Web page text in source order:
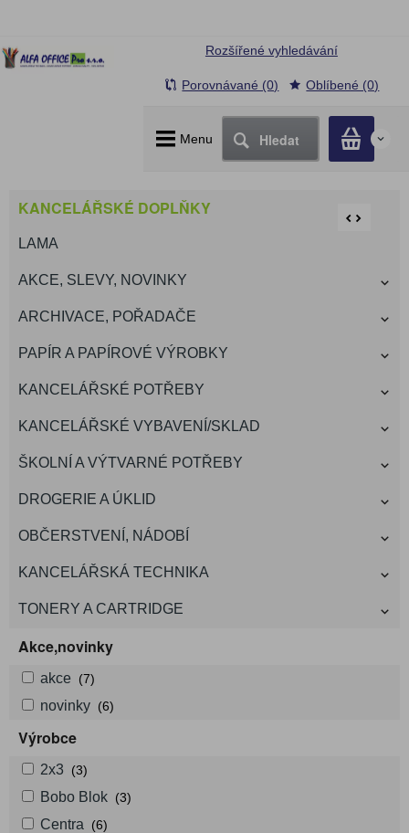
Menu Hledat 0
Rozšířené vyhledávání
Porovnávané (0) Oblíbené (0)
KANCELÁŘSKÉ DOPLŇKY
LAMA
AKCE, SLEVY, NOVINKY
ARCHIVACE, POŘADAČE
PAPÍR A PAPÍROVÉ VÝROBKY
KANCELÁŘSKÉ POTŘEBY
KANCELÁŘSKÉ VYBAVENÍ/SKLAD
ŠKOLNÍ A VÝTVARNÉ POTŘEBY
DROGERIE A ÚKLID
OBČERSTVENÍ, NÁDOBÍ
KANCELÁŘSKÁ TECHNIKA
TONERY A CARTRIDGE
Akce,novinky
akce (7)
novinky (6)
Výrobce
2x3 (3)
Bobo Blok (3)
Centra (6)